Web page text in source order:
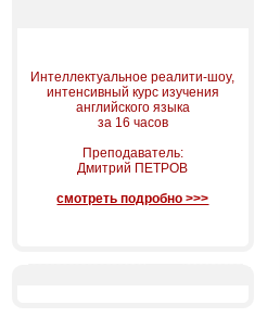
Интеллектуальное реалити-шоу,
интенсивный курс изучения
английского языка
за 16 часов
Преподаватель:
Дмитрий ПЕТРОВ
смотреть подробно >>>